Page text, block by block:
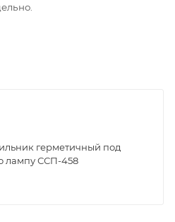
герметичный под
лампу ССП-458